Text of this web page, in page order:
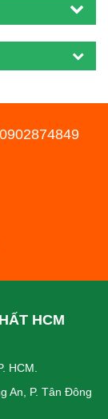
HCM
HCM.
An, P. Tân Đông